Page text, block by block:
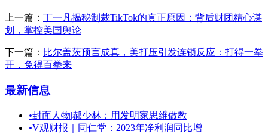
上一篇： 丁一凡揭秘制裁TikTok的真正原因：背后财团精心谋
划，掌控美国舆论
下一篇： 比尔盖茨预言成真，美打压引发连锁反应：打得一拳
开，免得百拳来
最新信息
•封面人物|郝少林：用发明家思维做教
•V观财报｜同仁堂：2023年净利润同比增